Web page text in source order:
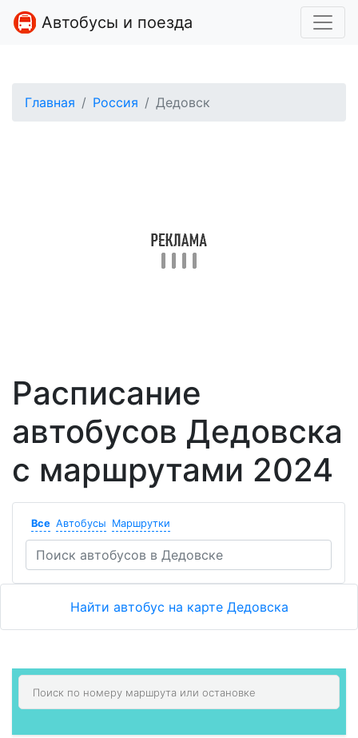
Автобусы и поезда
Главная Россия Дедовск
Расписание
автобусов Дедовска
с маршрутами 2024
Все Автобусы Маршрутки
Найти автобус на карте Дедовска